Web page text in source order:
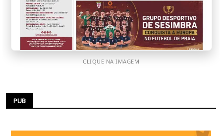
CLIQUE NA IMAGEM
PUB